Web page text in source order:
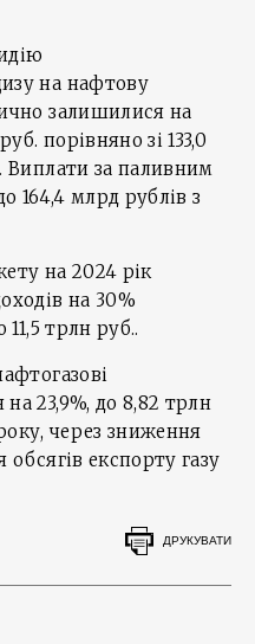
на нафтову
залишилися на
порівняно зі 133,0
Виплати за паливним
164,4 млрд рублів з
на 2024 рік
на 30%
трлн руб..
23,9%, до 8,82 трлн
через зниження
експорту газу
ДРУКУВАТИ